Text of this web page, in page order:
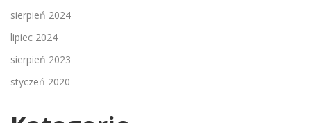
sierpień 2024
lipiec 2024
sierpień 2023
styczeń 2020